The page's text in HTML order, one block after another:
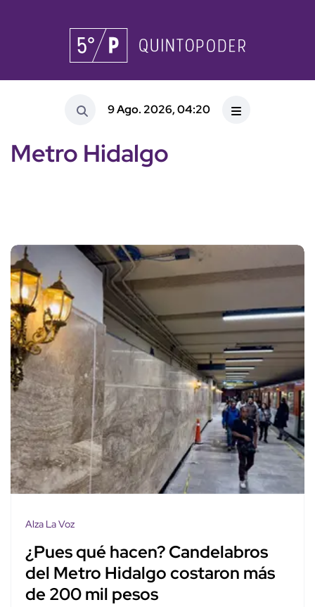
9 Ago. 2026, 04:20
Metro Hidalgo
Alza La Voz
¿Pues qué hacen? Candelabros
del Metro Hidalgo costaron más
de 200 mil pesos